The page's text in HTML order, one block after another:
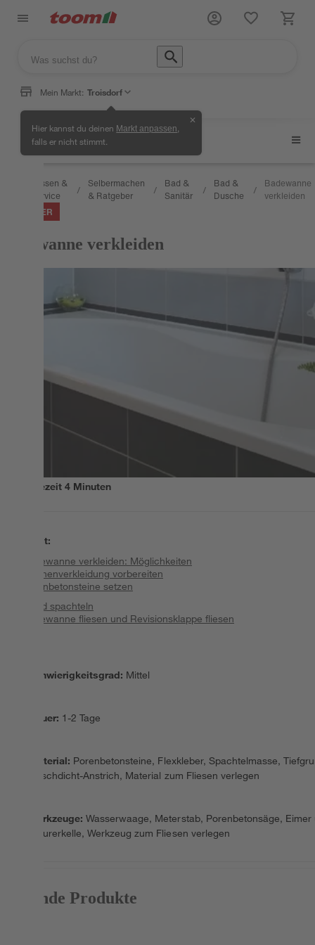
Mein Markt: Troisdorf
Hier kannst du deinen Markt anpassen
falls er nicht stimmt.
✕
Bad & Dusche
Wissen &
Service
/
Selbermachen
& Ratgeber
/
Bad &
Sanitär
/
Bad &
Dusche
/
Badewanne
verkleiden
RATGEBER
Badewanne verkleiden
Lesezeit4 Minuten
Inhalt:
Badewanne verkleiden: Möglichkeiten
Wannenverkleidung vorbereiten
Porenbetonsteine setzen
Wand spachteln
Badewanne fliesen und Revisionsklappe fliesen
Schwierigkeitsgrad: Mittel
Dauer: 1-2 Tage
Material: Porenbetonsteine, Flexkleber, Spachtelmasse,
Duschdicht-Anstrich, Material zum Fliesen verlegen
Werkzeuge:Wasserwaage, Meterstab, Porenbetonsäge, Eimer
Maurerkelle, Werkzeug zum Fliesen verlegen
Passende Produkte